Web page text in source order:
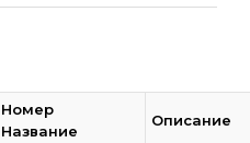
Номер
Название
Описание